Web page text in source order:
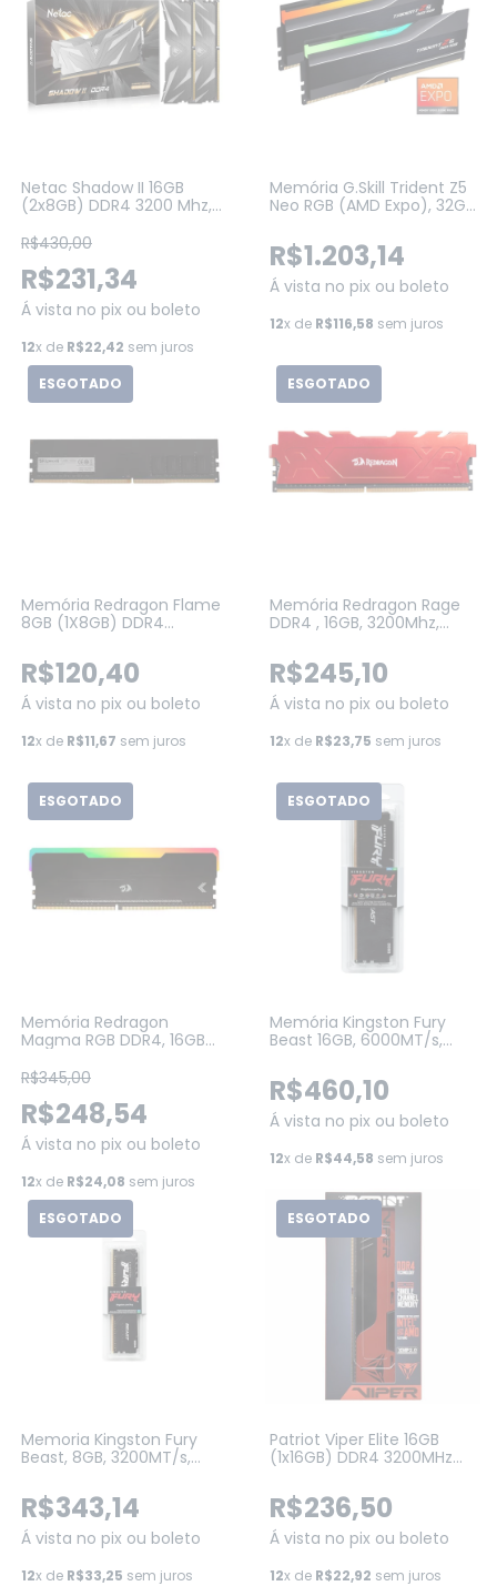
Netac Shadow II 16GB
(2x8GB) DDR4 3200 Mhz,
(NSWKU1BD4163200LH8DP)
R$430,00
R$231,34
Á vista no pix ou boleto
12x de R$22,42 sem juros
Memória G.Skill Trident Z5
Neo RGB (AMD Expo), 32GB
DDR5 - (F5-
6000J3038F16GX2-TZ5NR)
R$1.203,14
Á vista no pix ou boleto
12x de R$116,58 sem juros
ESGOTADO
Memória Redragon Flame
8GB (1X8GB) DDR4
703)
R$120,40
Á vista no pix ou boleto
12x de R$11,67 sem juros
ESGOTADO
Memória Redragon Rage
DDR4 , 16GB, 3200Mhz,
R$245,10
Á vista no pix ou boleto
12x de R$23,75 sem juros
ESGOTADO
Memória Redragon
Magma RGB DDR4, 16GB
Preta (GM-802)
R$345,00
R$248,54
Á vista no pix ou boleto
12x de R$24,08 sem juros
ESGOTADO
Memória Kingston Fury
Beast 16GB, 6000MT/s,
XMP/AMD EXPO, Preto
(KF560C30BBE-16)
R$460,10
Á vista no pix ou boleto
12x de R$44,58 sem juros
ESGOTADO
Memoria Kingston Fury
Beast, 8GB, 3200MT/s,
(KF432C16BB/8WP)
R$343,14
Á vista no pix ou boleto
12x de R$33,25 sem juros
ESGOTADO
Patriot Viper Elite 16GB
(1x16GB) DDR4 3200MHz
(PVE2416G320C8)
R$236,50
Á vista no pix ou boleto
12x de R$22,92 sem juros